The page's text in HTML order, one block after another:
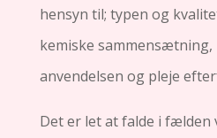
hensyn til; typen og
kemiske
anvendelsen og pleje
Det er let at falde i fælden